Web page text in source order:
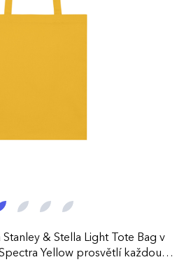
& Stella Light Tote Bag v
Yellow prosvětlí každou